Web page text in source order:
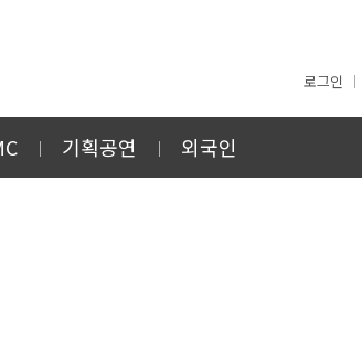
로그인
기획공연 외국인